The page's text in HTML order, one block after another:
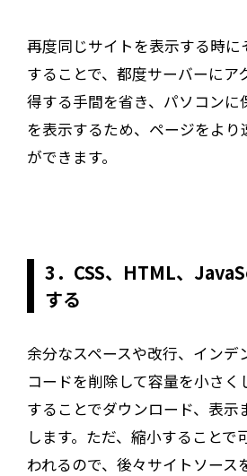
再度同じサイトを表示する時に
することで、都度サーバーにア
得する手間を省き、パソコンに
を表示するため、ページをより
ができます。
3．CSS、HTML、
する
余分なスペースや改行、インデ
コードを削除して容量を小さく
することでダウンロード、表示
します。ただ、縮小することで
われるので、後々サイトソース